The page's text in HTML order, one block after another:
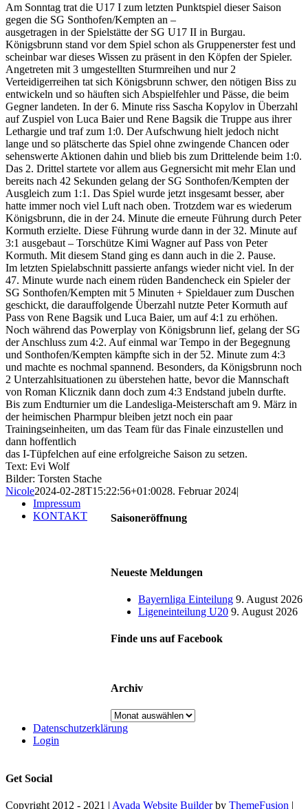
Am Sonntag trat die U17 I zum letzten Punktspiel dieser Saison
gegen die SG Sonthofen/Kempten an –
ausgetragen in der Spielstätte der SG U17 II in Burgau.
Königsbrunn stand vor dem Spiel schon als Gruppenerster fest und
scheinbar war dieses Wissen zu präsent in den Köpfen der Spieler.
Angetreten mit 3 umgestellten Sturmreihen und nur 2
Verteidigerreihen tat sich Königsbrunn schwer, den nötigen Biss zu
entwickeln und so häuften sich Abspielfehler und Pässe, die beim
Gegner landeten. In der 6. Minute riss Sascha Kopylov in Überzahl
auf Zuspiel von Luca Baier und Rene Bagsik die Truppe aus ihrer
Lethargie und traf zum 1:0. Der Aufschwung hielt jedoch nicht
lange und so plätscherte das Spiel ohne zwingende Chancen oder
sehenswerte Aktionen dahin und blieb bis zum Drittelende beim 1:0.
Das 2. Drittel startete vor allem aus Gegnersicht mit mehr Elan und
bereits nach 42 Sekunden gelang der SG Sonthofen/Kempten der
Ausgleich zum 1:1. Das Spiel wurde jetzt insgesamt besser, aber
hatte immer noch viel Luft nach oben. Trotzdem war es wiederum
Königsbrunn, die in der 24. Minute die erneute Führung durch Peter
Kormuth erzielte. Diese Führung wurde dann in der 32. Minute auf
3:1 ausgebaut – Torschütze Kimi Wagner auf Pass von Peter
Kormuth. Mit diesem Stand ging es dann auch in die 2. Pause.
Im letzten Spielabschnitt passierte anfangs wieder nicht viel. In der
47. Minute wurde nach einem rüden Bandencheck ein Spieler der
SG Sonthofen/Kempten mit 5 Minuten + Spieldauer zum Duschen
geschickt, die darauffolgende Überzahl nutzte Peter Kormuth auf
Pass von Rene Bagsik und Luca Baier, um auf 4:1 zu erhöhen.
Noch während das Powerplay von Königsbrunn lief, gelang der SG
der Anschluss zum 4:2. Auf einmal war Tempo in der Begegnung
und Sonthofen/Kempten kämpfte sich in der 52. Minute zum 4:3
und machte es nochmal spannend. Besonders, da Königsbrunn noch
2 Unterzahlsituationen zu überstehen hatte, bevor die Mannschaft
von Roman Klicznik dann doch zum 4:3 Endstand jubeln durfte.
Bis zum Endturnier um die Landesliga-Meisterschaft am 9. März in
der heimischen Pharmpur bleiben jetzt noch ein paar
Trainingseinheiten, um das Team für das Finale einzustellen und
dann hoffentlich
das I-Tüpfelchen auf eine erfolgreiche Saison zu setzen.
Text: Evi Wolf
Bilder: Torsten Stache
Nicole2024-02-28T15:22:56+01:0028. Februar 2024|
Saisoneröffnung
Neueste Meldungen
Bayernliga Einteilung 9. August 2026
Ligeneinteilung U20 9. August 2026
Finde uns auf Facebook
Archiv
Archiv
Impressum
KONTAKT
Datenschutzerklärung
Login
Get Social
Copyright 2012 - 2021 | Avada Website Builderby ThemeFusion